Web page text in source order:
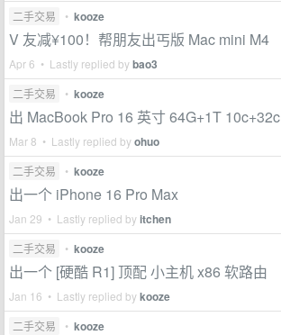
二手交易 • kooze
V 友减¥100！帮朋友出丐版 Mac mini M4
Apr 6 • Lastly replied bybao3
二手交易 • kooze
出 MacBook Pro 16 英寸 64G+1T 10c+32c
Mar 8 • Lastly replied byohuo
二手交易 • kooze
出一个 iPhone 16 Pro Max
Jan 29 • Lastly replied byitchen
二手交易 • kooze
出一个 [硬酷 R1] 顶配 小主机 x86 软路由
Jan 16 • Lastly replied bykooze
二手交易 • kooze